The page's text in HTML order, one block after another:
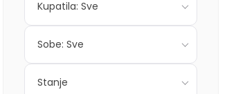
Kupatila: Sve
Sobe: Sve
Stanje